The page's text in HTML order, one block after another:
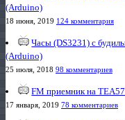
(Arduino)
18 июня, 2019 124 комментария
Часы (DS3231) с
(Arduino)
25 июля, 2018 98 комментариев
FM приемник на
17 января, 2019 78 комментариев